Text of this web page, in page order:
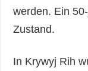
werden. Ein
Zustand.
In Krywyj Rih